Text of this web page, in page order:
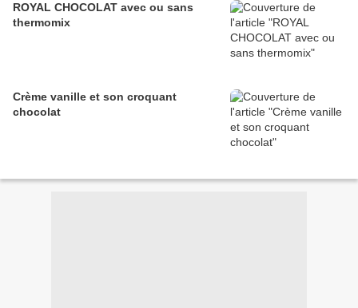
ROYAL CHOCOLAT avec ou sans
thermomix
Crème vanille et son croquant
chocolat